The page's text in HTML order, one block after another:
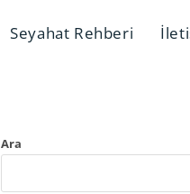
Seyahat Rehberi
Ara